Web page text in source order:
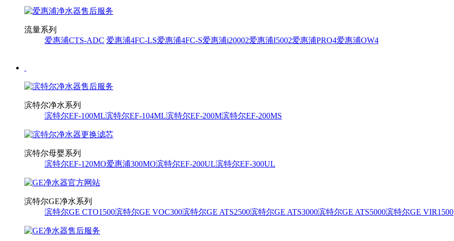
流量系列
爱惠浦CTS-ADC 爱惠浦4FC-LS爱惠浦4FC-S爱惠浦i20002爱惠浦I5002爱惠浦PRO4爱惠浦OW4
滨特尔净水系列
滨特尔EF-100ML滨特尔EF-104ML滨特尔EF-200M滨特尔EF-200MS
滨特尔母婴系列
滨特尔EF-120MO爱惠浦300MO滨特尔EF-200UL滨特尔EF-300UL
滨特尔GE净水系列
滨特尔GE CTO1500滨特尔GE VOC300滨特尔GE ATS2500滨特尔GE ATS3000滨特尔GE ATS5000滨特尔GE VIR1500